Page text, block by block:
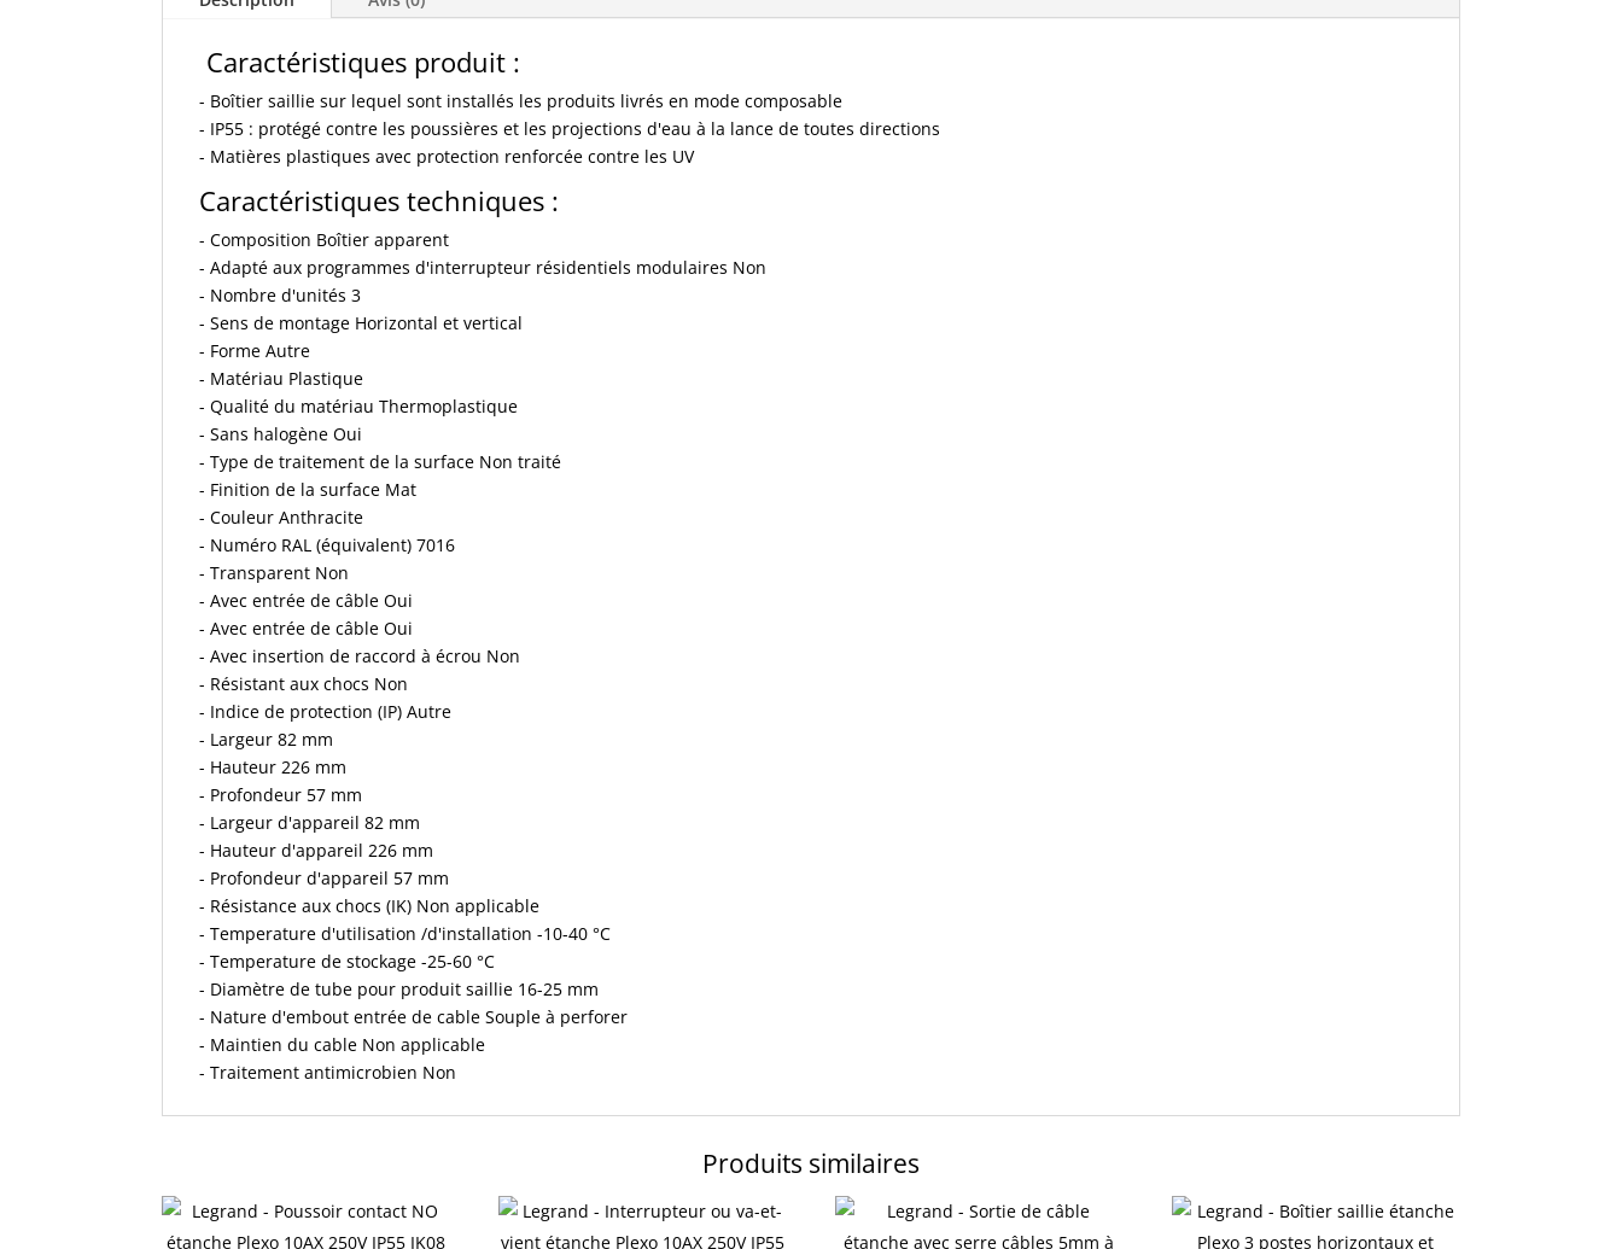
Caractéristiques produit :
- Boîtier saillie sur lequel sont installés les produits livrés en mode composable
- IP55 : protégé contre les poussières et les projections d'eau à la lance de toutes directions
- Matières plastiques avec protection renforcée contre les UV
Caractéristiques techniques :
- Composition Boîtier apparent
- Adapté aux programmes d'interrupteur résidentiels modulaires Non
- Nombre d'unités 3
- Sens de montage Horizontal et vertical
- Forme Autre
- Matériau Plastique
- Qualité du matériau Thermoplastique
- Sans halogène Oui
- Type de traitement de la surface Non traité
- Finition de la surface Mat
- Couleur Anthracite
- Numéro RAL (équivalent) 7016
- Transparent Non
- Avec entrée de câble Oui
- Avec entrée de câble Oui
- Avec insertion de raccord à écrou Non
- Résistant aux chocs Non
- Indice de protection (IP) Autre
- Largeur 82 mm
- Hauteur 226 mm
- Profondeur 57 mm
- Largeur d'appareil 82 mm
- Hauteur d'appareil 226 mm
- Profondeur d'appareil 57 mm
- Résistance aux chocs (IK) Non applicable
- Temperature d'utilisation /d'installation -10-40 °C
- Temperature de stockage -25-60 °C
- Diamètre de tube pour produit saillie 16-25 mm
- Nature d'embout entrée de cable Souple à perforer
- Maintien du cable Non applicable
- Traitement antimicrobien Non
Produits similaires